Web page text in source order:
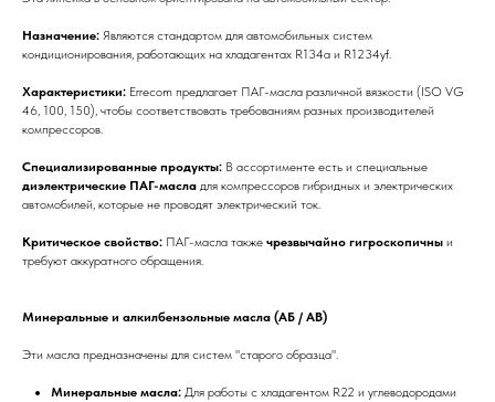
Назначение: Являются стандартом для автомобильных систем
кондиционирования, работающих на хладагентах R134a и R1234yf.
Характеристики: Errecom предлагает ПАГ-масла различной вязкости (ISO VG
46, 100, 150), чтобы соответствовать требованиям разных производителей
компрессоров.
Специализированные продукты: В ассортименте есть и специальные
диэлектрические ПАГ-масла для компрессоров гибридных и электрических
автомобилей, которые не проводят электрический ток.
Критическое свойство: ПАГ-масла также чрезвычайно гигроскопичны и
требуют аккуратного обращения.
Минеральные и алкилбензольные масла (АБ / AB)
Эти масла предназначены для систем "старого образца".
Минеральные масла: Для работы с хладагентом R22 и углеводородами